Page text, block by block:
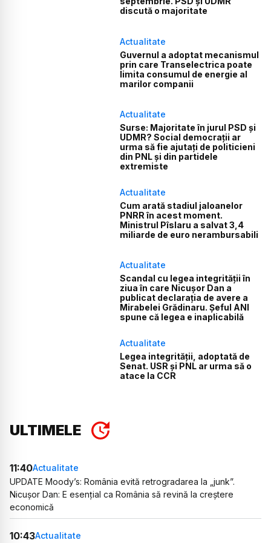
discută o majoritate
Actualitate
Guvernul a adoptat mecanismul
prin care Transelectrica poate
limita consumul de energie al
marilor companii
Actualitate
Surse: Majoritate în jurul PSD și
UDMR? Social democrații ar
urma să fie ajutați de politicieni
din PNL și din partidele
extremiste
Actualitate
Cum arată stadiul jaloanelor
PNRR în acest moment.
Ministrul Pîslaru a salvat 3,4
miliarde de euro nerambursabili
Actualitate
Scandal cu legea integrității în
ziua în care Nicușor Dan a
publicat declarația de avere a
Mirabelei Grădinaru. Șeful ANI
spune că legea e inaplicabilă
Actualitate
Legea integrității, adoptată de
Senat. USR și PNL ar urma să o
atace la CCR
ULTIMELE
11:40Actualitate
UPDATE Moody’s: România evită retrogradarea la „junk”.
Nicușor Dan: E esențial ca România să revină la creștere
economică
10:43Actualitate